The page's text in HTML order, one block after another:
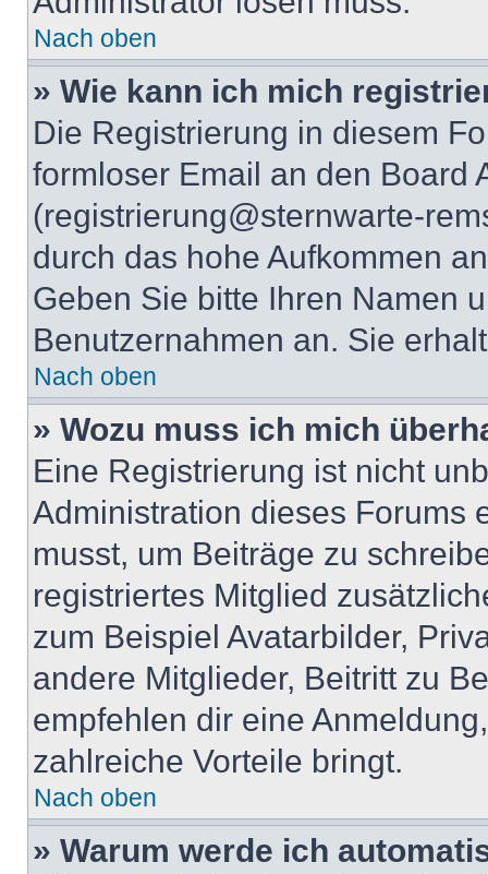
Nach oben
» Wie kann ich mich
Die Registrierung in diesem
formloser Email an den Board
(registrierung@sternwarte-
durch das hohe Aufkommen
Geben Sie bitte Ihren Namen
Benutzernahmen an. Sie
Nach oben
» Wozu muss ich mich
Eine Registrierung ist nicht
Administration dieses Forums
musst, um Beiträge zu
registriertes Mitglied
zum Beispiel Avatarbilder,
andere Mitglieder, Beitritt zu
empfehlen dir eine
zahlreiche Vorteile bringt.
Nach oben
» Warum werde ich